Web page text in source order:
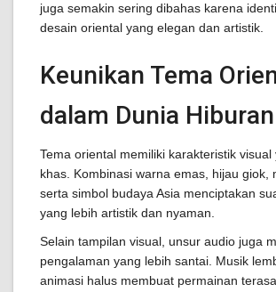
juga semakin sering dibahas karena
desain oriental yang elegan dan artistik.
Keunikan Tema
dalam Dunia Hiburan
Tema oriental memiliki karakteristik visual
khas. Kombinasi warna emas, hijau giok,
serta simbol budaya Asia menciptakan
yang lebih artistik dan nyaman.
Selain tampilan visual, unsur audio juga
pengalaman yang lebih santai. Musik
animasi halus membuat permainan